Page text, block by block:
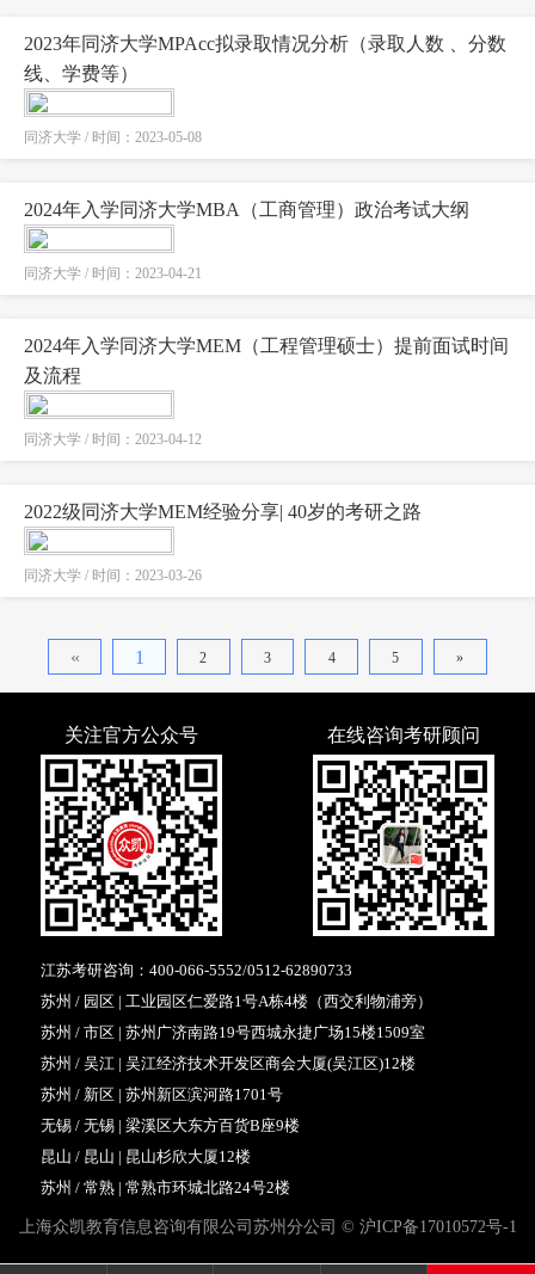
2023年同济大学MPAcc拟录取情况分析（录取人数 、分数
线、学费等）
同济大学 / 时间：2023-05-08
2024年入学同济大学MBA（工商管理）政治考试大纲
同济大学 / 时间：2023-04-21
2024年入学同济大学MEM（工程管理硕士）提前面试时间
及流程
同济大学 / 时间：2023-04-12
2022级同济大学MEM经验分享| 40岁的考研之路
同济大学 / 时间：2023-03-26
« 1 2 3 4 5 »
关注官方公众号 在线咨询考研顾问
江苏考研咨询： 400-066-5552/0512-62890733
苏州 / 园区 | 工业园区仁爱路1号A栋4楼（西交利物浦旁）
苏州 / 市区 | 苏州广济南路19号西城永捷广场15楼1509室
苏州 / 吴江 | 吴江经济技术开发区商会大厦(吴江区)12楼
苏州 / 新区 | 苏州新区滨河路1701号
无锡 / 无锡 | 梁溪区大东方百货B座9楼
昆山 / 昆山 | 昆山杉欣大厦12楼
苏州 / 常熟 | 常熟市环城北路24号2楼
上海众凯教育信息咨询有限公司苏州分公司 © 沪ICP备17010572号-1